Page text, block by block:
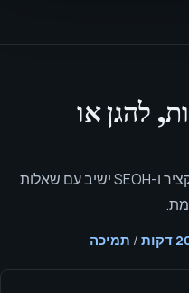
להגן או
מחירים בהצעת מחיר בלבד. שלחו תקציר ו-SEOH ישיב עם שאלות
/ תמיכה